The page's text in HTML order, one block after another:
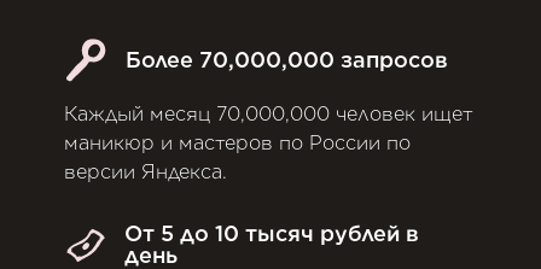
Более 70,000,000 запросов
Каждый месяц 70,000,000 человек ищет
маникюр и мастеров по России по
версии Яндекса.
От 5 до 10 тысяч рублей в
день